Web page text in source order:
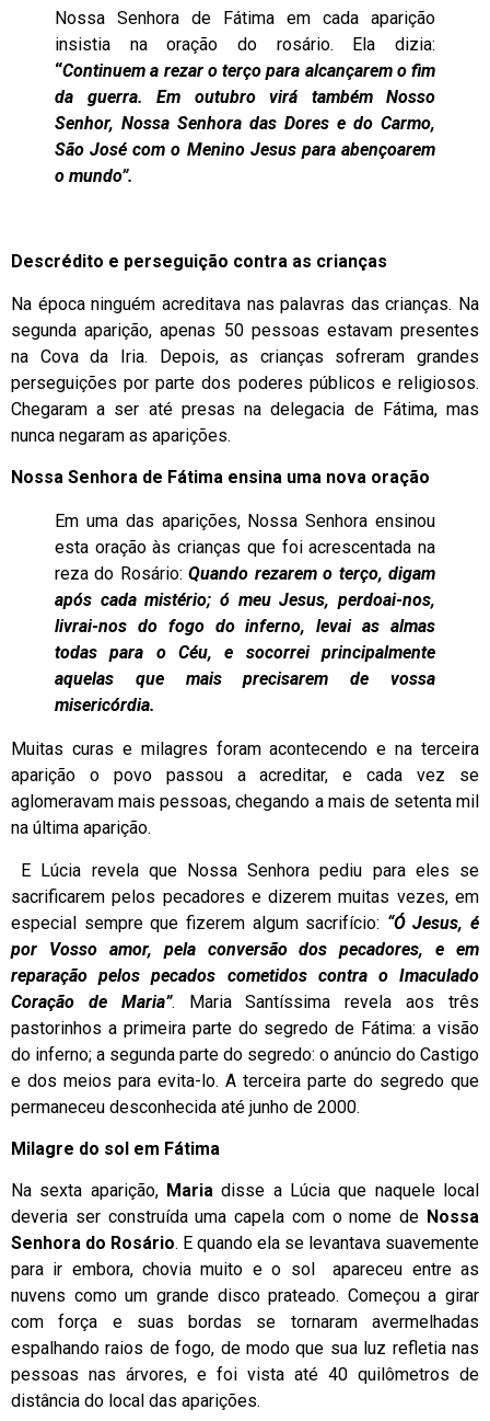
Nossa Senhora de Fátima em cada aparição
insistia na oração do rosário. Ela dizia:
“Continuem a rezar o terço para alcançarem o fim
da guerra. Em outubro virá também Nosso
Senhor, Nossa Senhora das Dores e do Carmo,
São José com o Menino Jesus para abençoarem
o mundo”.
Descrédito e perseguição contra as crianças
Na época ninguém acreditava nas palavras das crianças. Na
segunda aparição, apenas 50 pessoas estavam presentes
na Cova da Iria. Depois, as crianças sofreram grandes
perseguições por parte dos poderes públicos e religiosos.
Chegaram a ser até presas na delegacia de Fátima, mas
nunca negaram as aparições.
Nossa Senhora de Fátima ensina uma nova oração
Em uma das aparições, Nossa Senhora ensinou
esta oração às crianças que foi acrescentada na
reza do Rosário:Quando rezarem o terço, digam
após cada mistério; ó meu Jesus, perdoai-nos,
livrai-nos do fogo do inferno, levai as almas
todas para o Céu, e socorrei principalmente
aquelas que mais precisarem de vossa
misericórdia.
Muitas curas e milagres foram acontecendo e na terceira
aparição o povo passou a acreditar, e cada vez se
aglomeravam mais pessoas, chegando a mais de setenta mil
na última aparição.
E Lúcia revela que Nossa Senhora pediu para eles se
sacrificarem pelos pecadores e dizerem muitas vezes, em
especial sempre que fizerem algum sacrifício: “Ó Jesus, é
por Vosso amor, pela conversão dos pecadores, e em
reparação pelos pecados cometidos contra o Imaculado
Coração de Maria”. Maria Santíssima revela aos três
pastorinhos a primeira parte do segredo de Fátima: a visão
do inferno; a segunda parte do segredo: o anúncio do Castigo
e dos meios para evita-lo. A terceira parte do segredo que
permaneceu desconhecida até junho de 2000.
Milagre do sol em Fátima
Na sexta aparição, Mariadisse a Lúcia que naquele local
deveria ser construída uma capela com o nome de Nossa
Senhora do Rosário. E quando ela se levantava suavemente
para ir embora, chovia muito e o sol apareceu entre as
nuvens como um grande disco prateado. Começou a girar
com força e suas bordas se tornaram avermelhadas
espalhando raios de fogo, de modo que sua luz refletia nas
pessoas nas árvores, e foi vista até 40 quilômetros de
distância do local das aparições.